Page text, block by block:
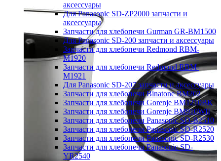
аксессуары
Для Panasonic SD-ZP2000 запчасти и
аксессуары
Запчасти для хлебопечи Gurman GR-BM1500
Для Panasonic SD-200 запчасти и аксессуары
Запчасти для хлебопечи Redmond RBM-
M1920
Запчасти для хлебопечи Redmond RBM-
M1921
Для Panasonic SD-207 запчасти и аксессуары
Запчасти для хлебопечи Binatone BM202
Запчасти для хлебопечи Gorenje BM1210BK
Запчасти для хлебопечи Gorenje BM910WII
Запчасти для хлебопечи Panasonic SD-B2510
Запчасти для хлебопечи Panasonic SD-R2520
Запчасти для хлебопечи Panasonic SD-R2530
Запчасти для хлебопечи Panasonic SD-
YR2540